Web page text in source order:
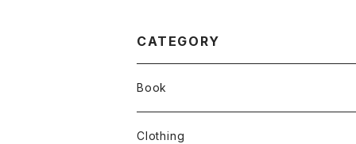
CATEGORY
Book
stacks
Clothing